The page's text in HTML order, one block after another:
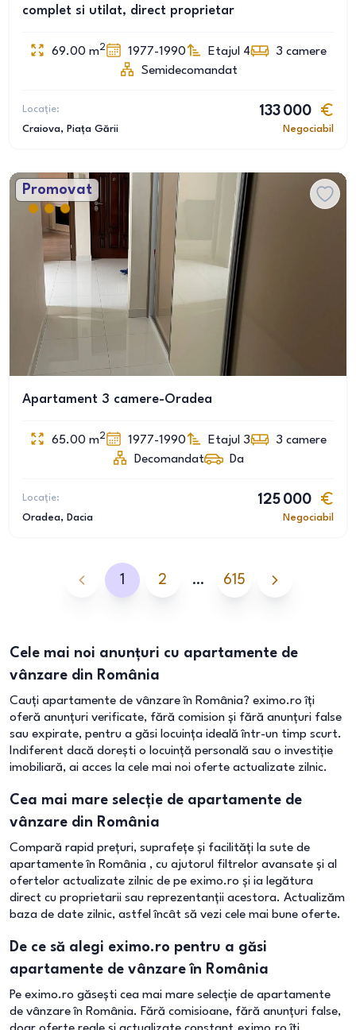
complet si utilat, direct proprietar
69.00 m2 1977-1990 Etajul 4 3 camere
Semidecomandat
Locație:
Craiova, Piața Gării
133 000
Negociabil
Promovat
Apartament 3 camere-Oradea
65.00 m2 1977-1990 Etajul 3 3 camere
Decomandat
Da
Locație:
Oradea, Dacia
125 000
Negociabil
1 2 … 615
Cele mai noi anunțuri cu apartamente de
vânzare din România
Cauți apartamente de vânzare în România? eximo.ro îți
oferă anunțuri verificate, fără comision și fără anunțuri false
sau expirate, pentru a găsi locuința ideală într-un timp scurt.
Indiferent dacă dorești o locuință personală sau o investiție
imobiliară, ai acces la cele mai noi oferte actualizate zilnic.
Cea mai mare selecție de apartamente de
vânzare din România
Compară rapid prețuri, suprafețe și facilități la sute de
apartamente în România , cu ajutorul filtrelor avansate și al
ofertelor actualizate zilnic de pe eximo.ro și ia legătura
direct cu proprietarii sau reprezentanții acestora. Actualizăm
baza de date zilnic, astfel încât să vezi cele mai bune oferte.
De ce să alegi eximo.ro pentru a găsi
apartamente de vânzare în România
Pe eximo.ro găsești cea mai mare selecție de apartamente
de vânzare în România. Fără comisioane, fără anunțuri false,